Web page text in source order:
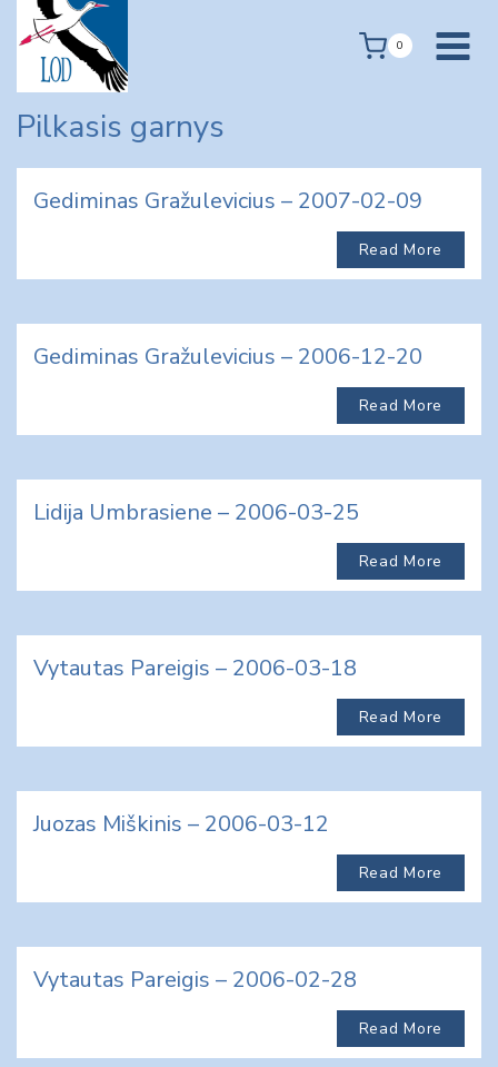
content
0
Pilkasis garnys
Gediminas Gražulevicius – 2007-02-09
Read More
Gediminas Gražulevicius – 2006-12-20
Read More
Lidija Umbrasiene – 2006-03-25
Read More
Vytautas Pareigis – 2006-03-18
Read More
Juozas Miškinis – 2006-03-12
Read More
Vytautas Pareigis – 2006-02-28
Read More